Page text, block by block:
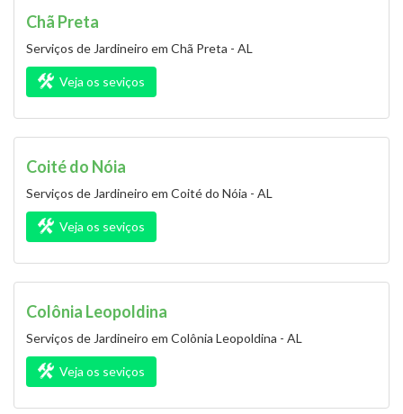
Chã Preta
Serviços de Jardineiro em Chã Preta - AL
Veja os seviços
Coité do Nóia
Serviços de Jardineiro em Coité do Nóia - AL
Veja os seviços
Colônia Leopoldina
Serviços de Jardineiro em Colônia Leopoldina - AL
Veja os seviços